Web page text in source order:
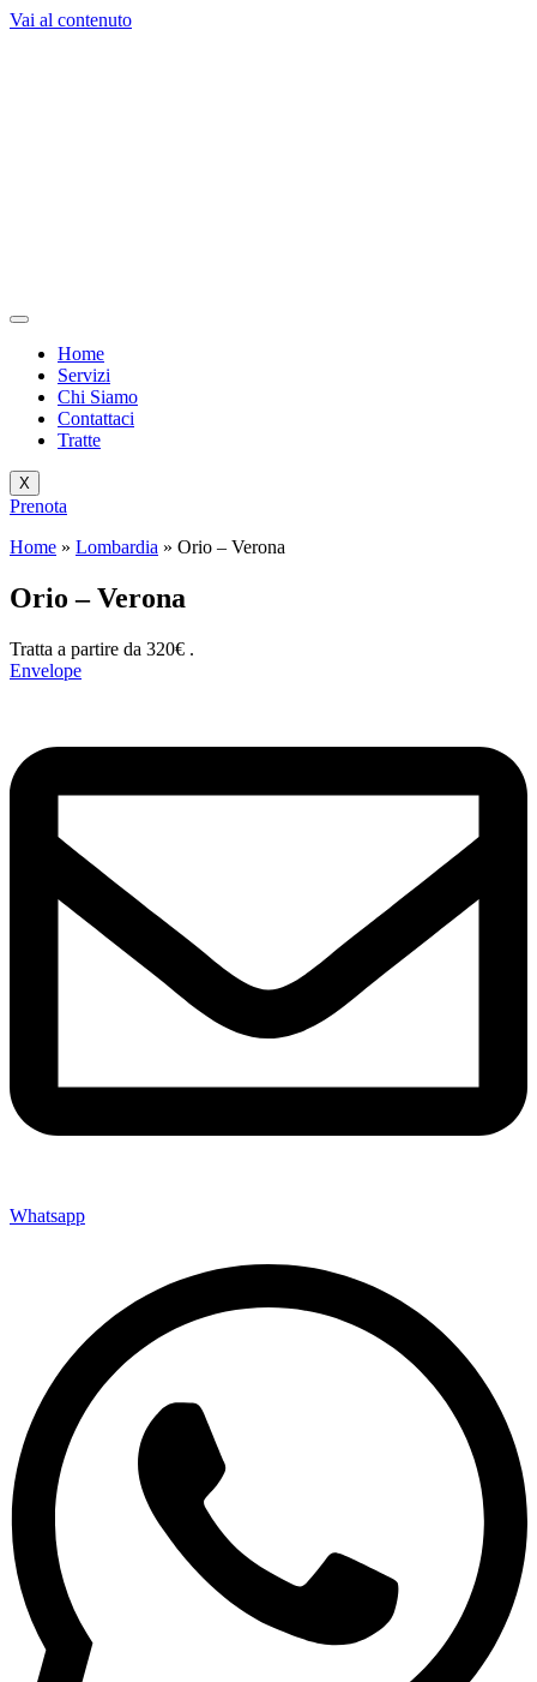
Vai al contenuto
Home
Servizi
Chi Siamo
Contattaci
Tratte
X
Prenota
Home » Lombardia » Orio – Verona
Orio – Verona
Tratta a partire da 320€ .
Envelope
Whatsapp